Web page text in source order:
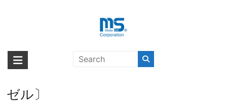
海外輸入ブランド商品｜株式会社
海外事業部が取り揃えている海外輸入商品には、日本では珍しい「海外ブ
ランド」をはじめ「ユニークな商品」「機能的な商品」「コストパフォー
Leather Studs Case SS21 iPhone
ゼル〕